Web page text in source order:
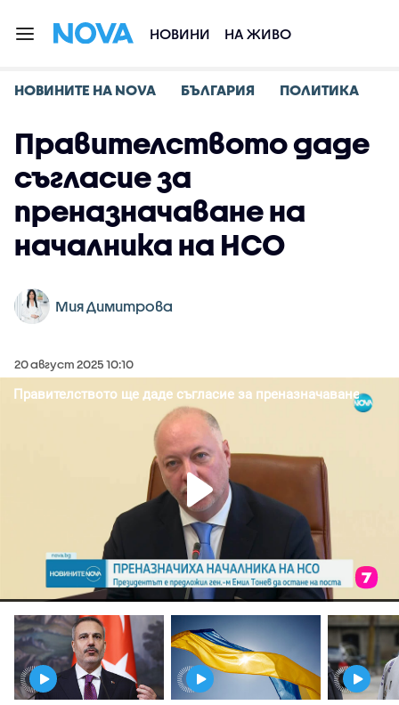
НОВИНИ НА ЖИВО
НОВИНИТЕ НА NOVA БЪЛГАРИЯ ПОЛИТИКА
Правителството даде
съгласие за
преназначаване на
началника на НСО
Мия Димитрова
20 август 2025 10:10